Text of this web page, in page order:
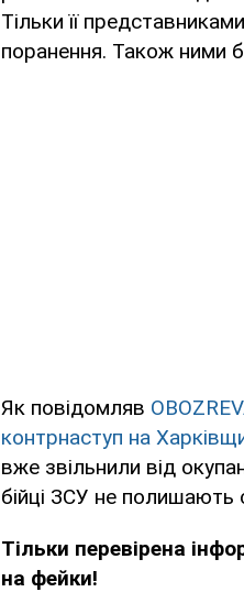
Тільки її
поранення. Також ними
Як повідомляв
контрнаступ на
вже звільнили від
бійці ЗСУ не полишають
Тільки перевірена
на фейки!